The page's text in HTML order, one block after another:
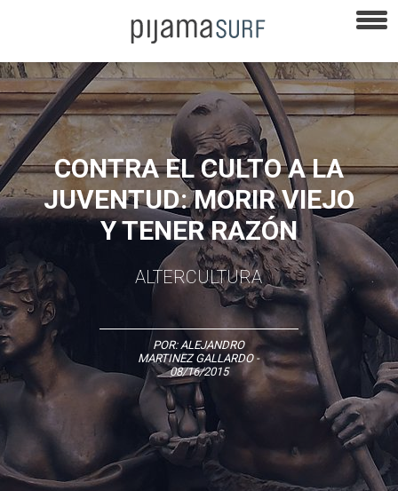
CONTRA EL CULTO A LA
JUVENTUD: MORIR VIEJO
Y TENER RAZÓN
ALTERCULTURA
POR: ALEJANDRO
MARTINEZ GALLARDO-
08/16/2015